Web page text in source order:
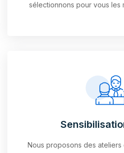
sélectionnons pour vous les
Nous proposons des ateliers